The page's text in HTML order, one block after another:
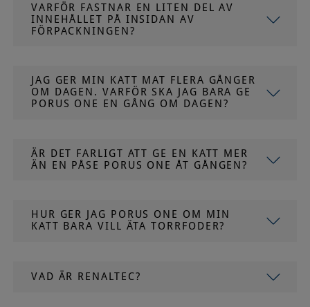
VARFÖR FASTNAR EN LITEN DEL AV
INNEHÅLLET PÅ INSIDAN AV
FÖRPACKNINGEN?
JAG GER MIN KATT MAT FLERA GÅNGER
OM DAGEN. VARFÖR SKA JAG BARA GE
PORUS ONE EN GÅNG OM DAGEN?
ÄR DET FARLIGT ATT GE EN KATT MER
ÄN EN PÅSE PORUS ONE ÅT GÅNGEN?
HUR GER JAG PORUS ONE OM MIN
KATT BARA VILL ÄTA TORRFODER?
VAD ÄR RENALTEC?